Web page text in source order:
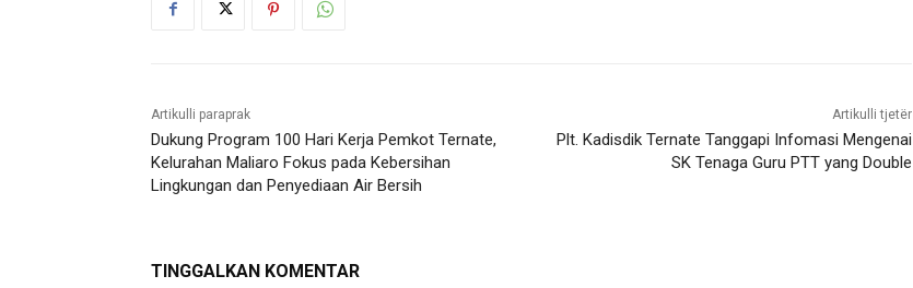
Artikulli paraprak
Dukung Program 100 Hari Kerja Pemkot Ternate,
Kelurahan Maliaro Fokus pada Kebersihan
Lingkungan dan Penyediaan Air Bersih
Artikulli tjetër
Plt. Kadisdik Ternate Tanggapi Infomasi Mengenai
SK Tenaga Guru PTT yang Double
TINGGALKAN KOMENTAR